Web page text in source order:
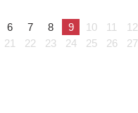
6 7 8 9 10 11 12
21 22 23 24 25 26 27